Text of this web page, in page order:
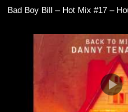
Bad Boy Bill – Hot Mix #17 –